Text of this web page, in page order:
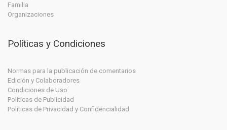
Familia
Organizaciones
Políticas y Condiciones
Normas para la publicación de comentarios
Edición y Colaboradores
Condiciones de Uso
Políticas de Publicidad
Políticas de Privacidad y Confidencialidad